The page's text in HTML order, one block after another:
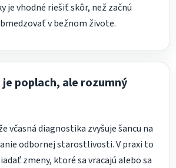
je vhodné riešiť skôr, než začnú
v bežnom živote.
poplach, ale rozumný
včasná diagnostika zvyšuje šancu na
odbornej starostlivosti. V praxi to
zmeny, ktoré sa vracajú alebo sa